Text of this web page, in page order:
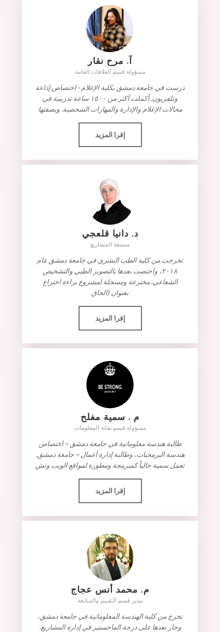
آ. مرح نقار
مسؤولة قسم العلاقات العامة
درست في جامعة دمشق بكلية الإعلام - اختصاص إذاعة
وتلفزيون. أكملت أكثر من ١٥٠٠ ساعة تدريبية في
مجالات الإعلام والإدارة والمهارات الشخصية. وبصفتها
إقرا المزيد
د. دانيا قلعجي
منسقة المشاريع
تخرجت من كلية الطب البشري في جامعة دمشق عام
٢٠١٨، واختصت بعدها بالتصوير الطبي والتشخيص
الشعاعي. مخترعة ومسجلة لمشروع براءة اختراع
بعنوان (الحاق
إقرا المزيد
م . سمية مفلح
مسؤولة قسم تقانة المعلومات
طالبة هندسة معلوماتية في جامعة دمشق – اختصاص
هندسة البرمجيات، وطالبة إدارة أعمال – جامعة دمشق.
تعمل سمية حالياً كمبرمجة ومطورة لمواقع الويب وتش
إقرا المزيد
م. محمد أنس عجاج
مدير قسم التقييم والمتابعة
تخرج من كلية الهندسة المعلوماتية في جامعة دمشق،
وحاز بعدها على درجة الماجستير في إدارة المشاريع.